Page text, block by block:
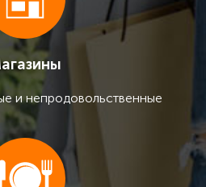
и непродовольственные